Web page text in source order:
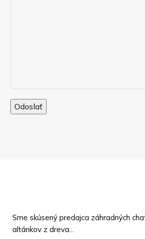
Sme skúsený predajca záhradných
altánkov z dreva...